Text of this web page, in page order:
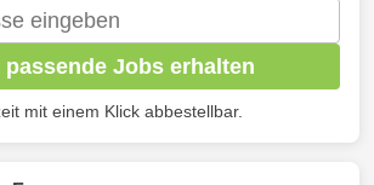
passende Jobs erhalten
mit einem Klick abbestellbar.